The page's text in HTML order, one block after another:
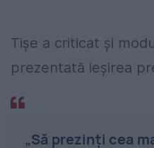
Tișe a criticat și
prezentată ieșirea
„Să prezinți cea